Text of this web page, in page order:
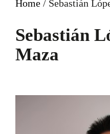
Home / Sebastián
Sebastián
Maza